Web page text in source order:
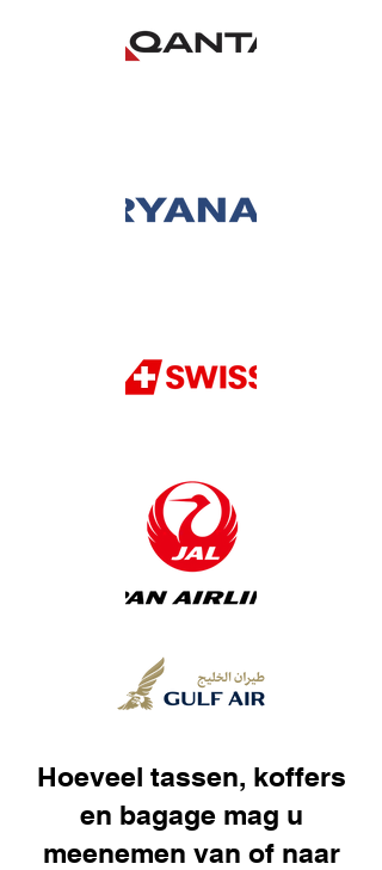
Hoeveel tassen, koffers
en bagage mag u
meenemen van of naar